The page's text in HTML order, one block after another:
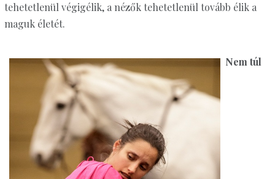
tehetetlenül végigélik, a nézők tehetetlenül tovább élik a
maguk életét.
Nem túl